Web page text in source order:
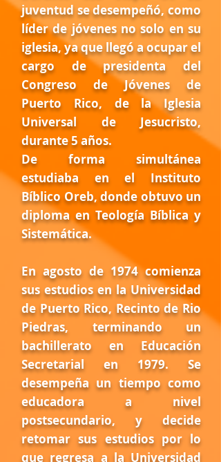
juventud se desempeñó, como
líder de jóvenes no solo en su
iglesia, ya que llegó a ocupar el
cargo de presidenta del
Congreso de Jóvenes de
Puerto Rico, de la Iglesia
Universal de Jesucristo,
durante 5 años.
De forma simultánea
estudiaba en el Instituto
Bíblico Oreb, donde obtuvo un
diploma en Teología Bíblica y
Sistemática.
En agosto de 1974 comienza
sus estudios en la Universidad
de Puerto Rico, Recinto de Rio
Piedras, terminando un
bachillerato en Educación
Secretarial en 1979. Se
desempeña un tiempo como
educadora a nivel
postsecundario, y decide
retomar sus estudios por lo
que regresa a la Universidad